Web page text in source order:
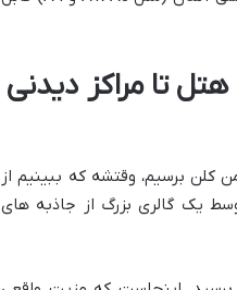
تا مراکز دیدنی
برسیم، وقتشه که ببینیم از
یک گالری بزرگ از جاذبه های